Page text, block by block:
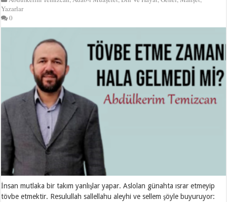
Yazarlar
0
İnsan mutlaka bir takım yanlışlar yapar. Aslolan günahta ısrar etmeyip
tövbe etmektir. Resulullah sallellahu aleyhi ve sellem şöyle buyuruyor: